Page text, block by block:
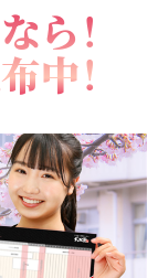
ら！
中！